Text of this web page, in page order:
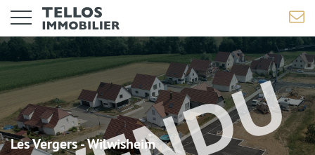
Les Vergers - Wilwisheim